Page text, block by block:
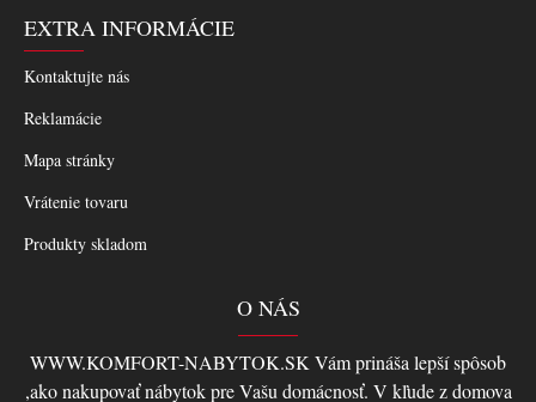
EXTRA INFORMÁCIE
Kontaktujte nás
Reklamácie
Mapa stránky
Vrátenie tovaru
Produkty skladom
O NÁS
WWW.KOMFORT-NABYTOK.SK Vám prináša lepší spôsob
,ako nakupovať nábytok pre Vašu domácnosť. V kľude z domova